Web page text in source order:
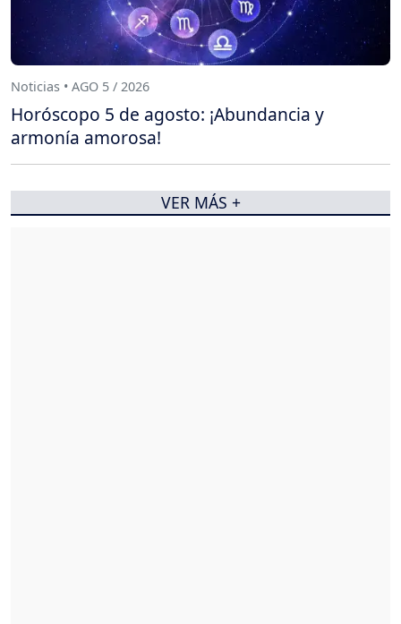
Noticias • AGO 5 / 2026
Horóscopo 5 de agosto: ¡Abundancia y
armonía amorosa!
VER MÁS +